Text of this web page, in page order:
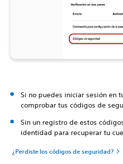
Si no puedes iniciar sesión en
comprobar tus códigos de
Sin un registro de estos
identidad para recuperar tu
¿Perdiste los códigos de seguridad?